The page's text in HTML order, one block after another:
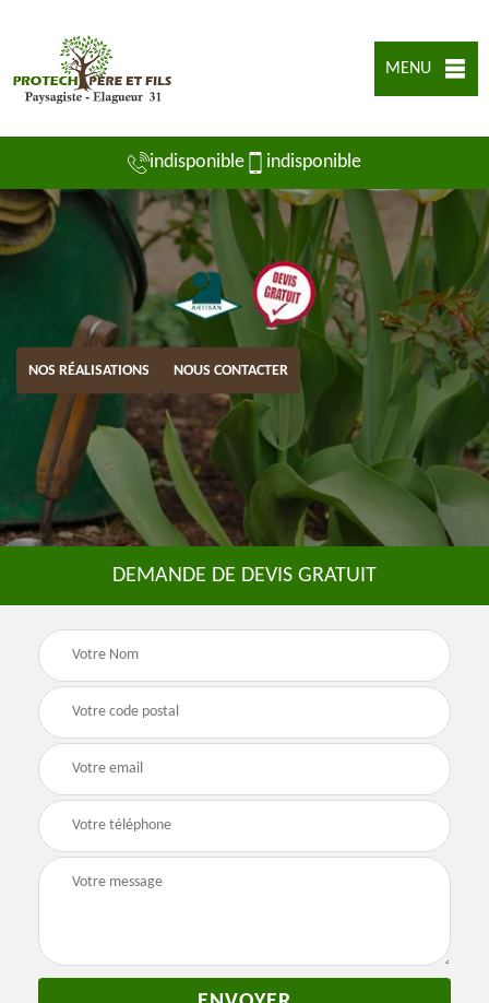
MENU
indisponible indisponible
NOS RÉALISATIONS NOUS CONTACTER
DEMANDE DE DEVIS GRATUIT